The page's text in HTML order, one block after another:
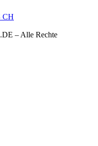
.DE – Alle Rechte